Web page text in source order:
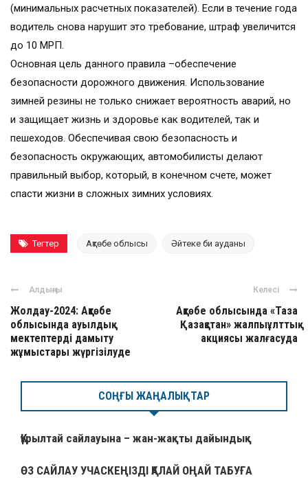
(минимальных расчетных показателей). Если в течение года
водитель снова нарушит это требование, штраф увеличится
до 10 МРП.
Основная цель данного правила –обеспечение
безопасности дорожного движения. Использование
зимней резины не только снижает вероятность аварий, но
и защищает жизнь и здоровье как водителей, так и
пешеходов. Обеспечивая свою безопасность и
безопасность окружающих, автомобилисты делают
правильный выбор, который, в конечном счете, может
спасти жизни в сложных зимних условиях.
Тегтер Ақтөбе облысы Әйтеке би ауданы
Алдыңғы
Жолдау-2024: Ақтөбе
облысында ауылдық
мектептерді дамыту
жұмыстары жүргізілуде
Келесі
Ақтөбе облысында «Таза
Қазақстан» жалпыұлттық
акциясы жалғасуда
СОҢҒЫ ЖАҢАЛЫҚТАР
Құрылтай сайлауына – жан-жақты дайындық
ӨЗ САЙЛАУ УЧАСКЕҢІЗДІ ҚАЛАЙ ОҢАЙ ТАБУҒА